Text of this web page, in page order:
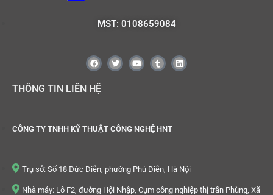
MST: 0108659084
THÔNG TIN LIÊN HỆ
CÔNG TY TNHH KỸ THUẬT CÔNG NGHỆ HNT
Trụ sở: Số 18 Đức Diễn, phường Phú Diễn, Hà Nội
Nhà máy: Lô F2, đường Hội Nhập, Cụm công nghiệp thị trấn Phùng, Xã